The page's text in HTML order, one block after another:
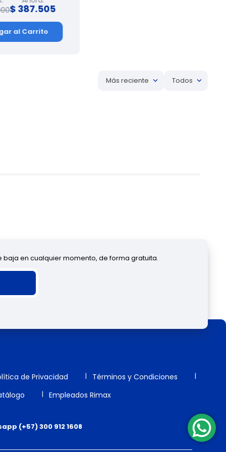
$ 387.505
al Carrito
Más reciente Todos
en cualquier momento, de forma gratuita.
de Privacidad
Términos y Condiciones
Empleados Rimax
(+57) 300 912 1608